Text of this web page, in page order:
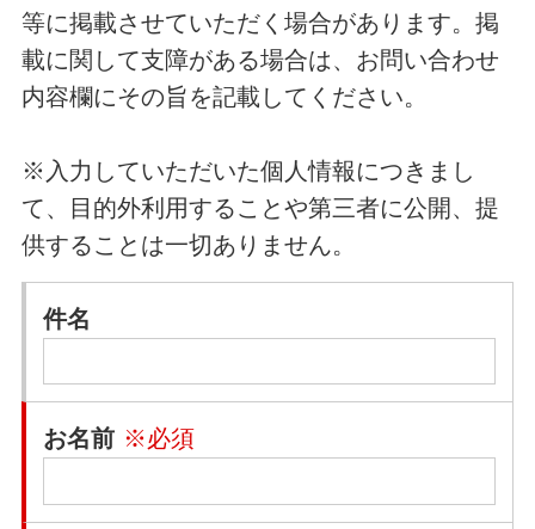
等に掲載させていただく場合があります。掲
載に関して支障がある場合は、お問い合わせ
内容欄にその旨を記載してください。
※入力していただいた個人情報につきまし
て、目的外利用することや第三者に公開、提
供することは一切ありません。
件名
お名前 ※必須